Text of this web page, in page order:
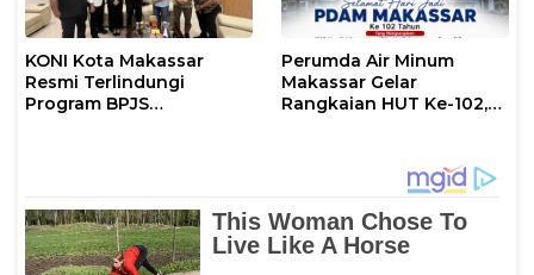
KONI Kota Makassar
Resmi Terlindungi
Program BPJS
Perumda Air Minum
Makassar Gelar
Rangkaian HUT Ke-102,